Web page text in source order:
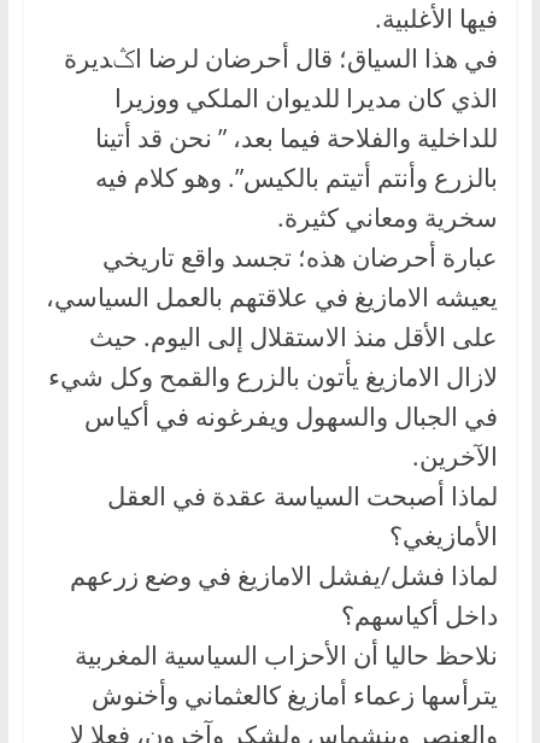
فيها الأغلبية.
في هذا السياق؛ قال أحرضان لرضا اݣديرة
الذي كان مديرا للديوان الملكي ووزيرا
للداخلية والفلاحة فيما بعد، ” نحن قد أتينا
بالزرع وأنتم أتيتم بالكيس”. وهو كلام فيه
سخرية ومعاني كثيرة.
عبارة أحرضان هذه؛ تجسد واقع تاريخي
يعيشه الامازيغ في علاقتهم بالعمل السياسي،
على الأقل منذ الاستقلال إلى اليوم. حيث
لازال الامازيغ يأتون بالزرع والقمح وكل شيء
في الجبال والسهول ويفرغونه في أكياس
الآخرين.
لماذا أصبحت السياسة عقدة في العقل
الأمازيغي؟
لماذا فشل/يفشل الامازيغ في وضع زرعهم
داخل أكياسهم؟
نلاحظ حاليا أن الأحزاب السياسية المغربية
يترأسها زعماء أمازيغ كالعثماني وأخنوش
والعنصر وبنشماس ولشكر وآخرون، فعلا لا